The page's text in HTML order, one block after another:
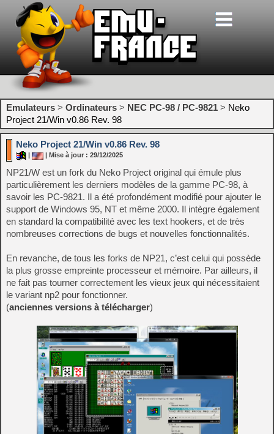
Emulateurs > Ordinateurs > NEC PC-98 / PC-9821 > Neko
Project 21/Win v0.86 Rev. 98
Neko Project 21/Win v0.86 Rev. 98
| Mise à jour : 29/12/2025
NP21/W est un fork du Neko Project original qui émule plus
particulièrement les derniers modèles de la gamme PC-98, à
savoir les PC-9821. Il a été profondément modifié pour ajouter le
support de Windows 95, NT et même 2000. Il intègre également
en standard la compatibilité avec les text hookers, et de très
nombreuses corrections de bugs et nouvelles fonctionnalités.
En revanche, de tous les forks de NP21, c’est celui qui possède
la plus grosse empreinte processeur et mémoire. Par ailleurs, il
ne fait pas tourner correctement les vieux jeux qui nécessitaient
le variant np2 pour fonctionner.
(anciennes versions à télécharger)